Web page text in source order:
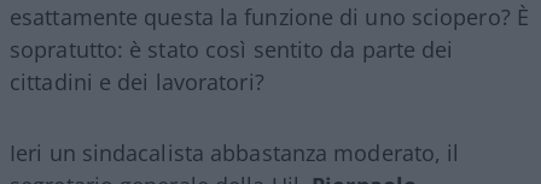
esattamente questa la funzione di uno sciopero? È
sopratutto: è stato così sentito da parte dei
cittadini e dei lavoratori?
Ieri un sindacalista abbastanza moderato, il